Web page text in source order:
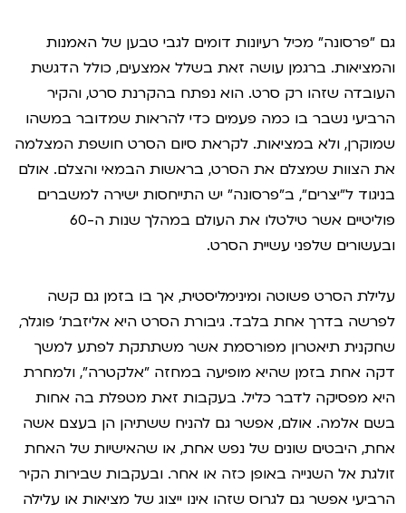
גם "פרסונה" מכיל רעיונות דומים לגבי טבען של האמנות
והמציאות. ברגמן עושה זאת בשלל אמצעים, כולל הדגשת
העובדה שזהו רק סרט. הוא נפתח בהקרנת סרט, והקיר
הרביעי נשבר בו כמה פעמים כדי להראות שמדובר במשהו
שמוקרן, ולא במציאות. לקראת סיום הסרט חושפת המצלמה
את הצוות שמצלם את הסרט, בראשות הבמאי והצלם. אולם
בניגוד ל"יצרים", ב"פרסונה" יש התייחסות ישירה למשברים
פוליטיים אשר טילטלו את העולם במהלך שנות ה-60
ובעשורים שלפני עשיית הסרט.
עלילת הסרט פשוטה ומינימליסטית, אך בו בזמן גם קשה
לפרשה בדרך אחת בלבד. גיבורת הסרט היא אליזבת' פוגלר,
שחקנית תיאטרון מפורסמת אשר משתתקת לפתע למשך
דקה אחת בזמן שהיא מופיעה במחזה "אלקטרה", ולמחרת
היא מפסיקה לדבר כליל. בעקבות זאת מטפלת בה אחות
בשם אלמה. אולם, אפשר גם להניח ששתיהן הן בעצם אשה
אחת, היבטים שונים של נפש אחת, או שהאישיות של האחת
זולגת אל השנייה באופן כזה או אחר. ובעקבות שבירות הקיר
הרביעי אפשר גם לגרוס שזהו אינו ייצוג של מציאות או עלילה